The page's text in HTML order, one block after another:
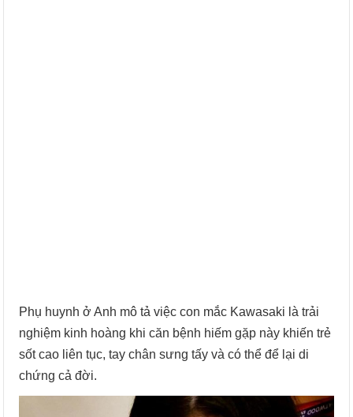
Phụ huynh ở Anh mô tả việc con mắc Kawasaki là trải
nghiệm kinh hoàng khi căn bệnh hiếm gặp này khiến trẻ
sốt cao liên tục, tay chân sưng tấy và có thể để lại di
chứng cả đời.